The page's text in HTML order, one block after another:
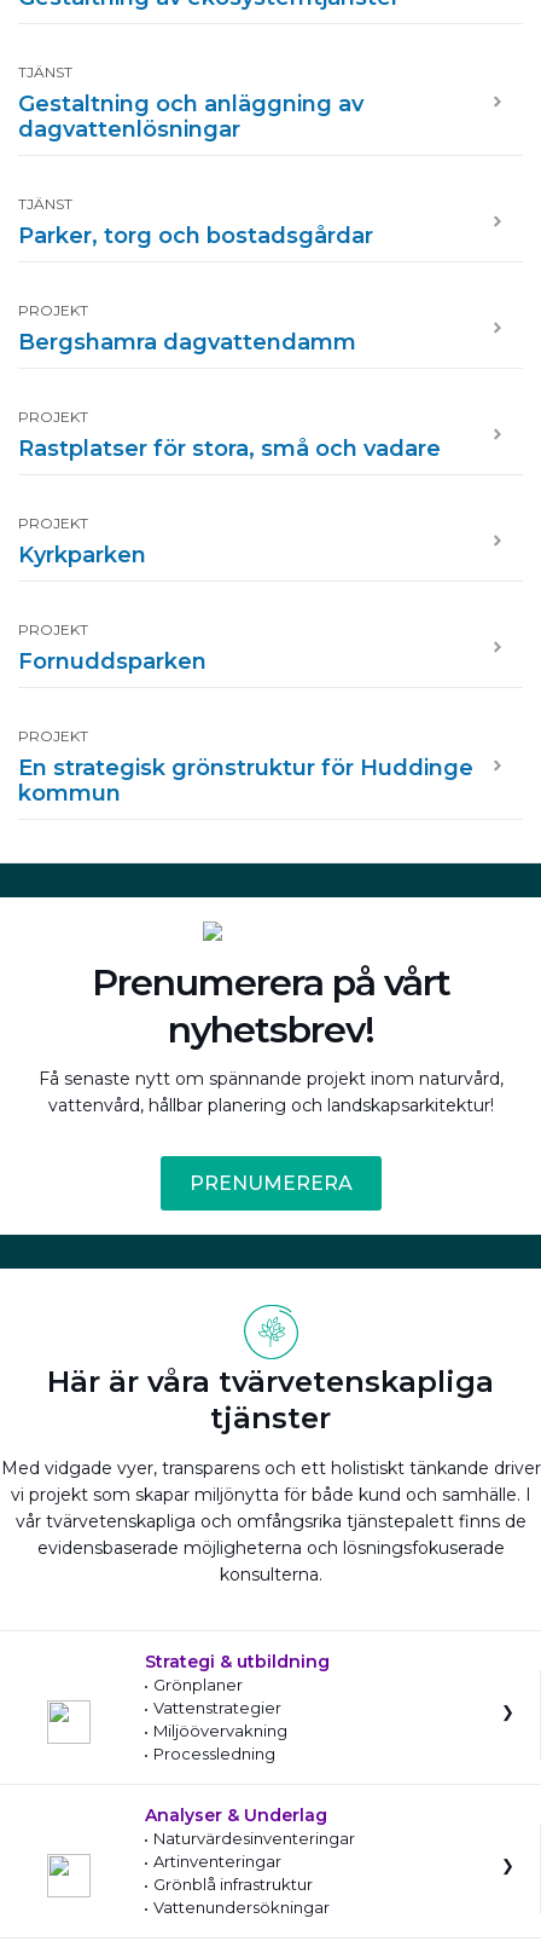
TJÄNST
Gestaltning och anläggning av
dagvattenlösningar
TJÄNST
Parker, torg och bostadsgårdar
PROJEKT
Bergshamra dagvattendamm
PROJEKT
Rastplatser för stora, små och vadare
PROJEKT
Kyrkparken
PROJEKT
Fornuddsparken
PROJEKT
En strategisk grönstruktur för Huddinge
kommun
Prenumerera på vårt
nyhetsbrev!
Få senaste nytt om spännande projekt inom naturvård,
vattenvård, hållbar planering och landskapsarkitektur!
PRENUMERERA
Här är våra tvärvetenskapliga
tjänster
Med vidgade vyer, transparens och ett holistiskt tänkande driver
vi projekt som skapar miljönytta för både kund och samhälle. I
vår tvärvetenskapliga och omfångsrika tjänstepalett finns de
evidensbaserade möjligheterna och lösningsfokuserade
konsulterna.
Strategi & utbildning
Grönplaner
Vattenstrategier
Miljöövervakning
Processledning
Analyser & Underlag
Naturvärdesinventeringar
Artinventeringar
Grönblå infrastruktur
Vattenundersökningar